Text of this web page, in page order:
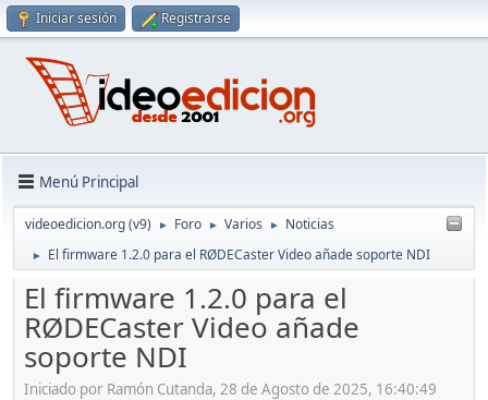
Iniciar sesión Registrarse
Menú Principal
videoedicion.org (v9) ► Foro ► Varios ► Noticias
► El firmware 1.2.0 para el RØDECaster Video añade soporte NDI
El firmware 1.2.0 para el
RØDECaster Video añade
soporte NDI
Iniciado por Ramón Cutanda, 28 de Agosto de 2025, 16:40:49